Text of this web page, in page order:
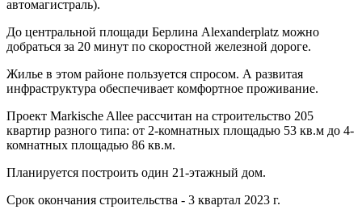
автомагистраль).
До центральной площади Берлина Alexanderplatz можно
добраться за 20 минут по скоростной железной дороге.
Жилье в этом районе пользуется спросом. А развитая
инфраструктура обеспечивает комфортное проживание.
Проект Markische Allee рассчитан на строительство 205
квартир разного типа: от 2-комнатных площадью 53 кв.м до 4-
комнатных площадью 86 кв.м.
Планируется построить один 21-этажный дом.
Срок окончания строительства - 3 квартал 2023 г.